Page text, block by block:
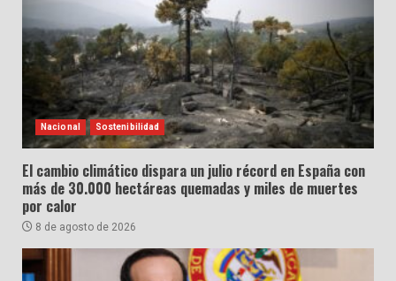
Nacional Sostenibilidad
El cambio climático dispara un julio récord en España con
más de 30.000 hectáreas quemadas y miles de muertes
por calor
8 de agosto de 2026